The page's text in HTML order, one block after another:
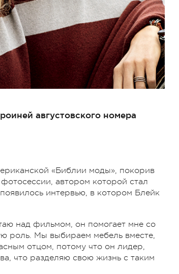
августовского номера
«Библии моды», покорив
автором которой стал
интервью, в котором Блейк
над фильмом, он помогает мне со
роль. Мы выбираем мебель вместе,
отцом, потому что он лидер,
что разделяю свою жизнь с таким